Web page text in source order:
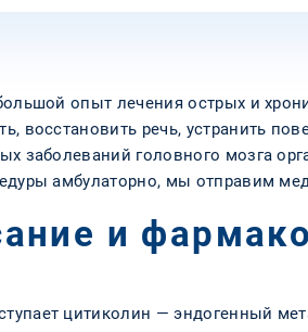
опыт лечения острых и
восстановить речь, устранить
заболеваний головного мозга
амбулаторно, мы отправим
и
цитиколин — эндогенный